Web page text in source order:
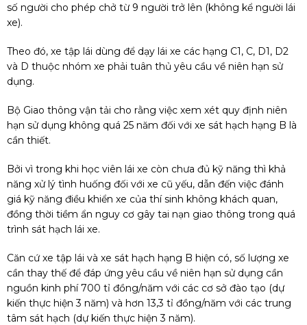
số người cho phép chở từ 9 người trở lên (không kể người lái
xe).
Theo đó, xe tập lái dùng để dạy lái xe các hạng C1, C, D1, D2
và D thuộc nhóm xe phải tuân thủ yêu cầu về niên hạn sử
dụng.
Bộ Giao thông vận tải cho rằng việc xem xét quy định niên
hạn sử dụng không quá 25 năm đối với xe sát hạch hạng B là
cần thiết.
Bởi vì trong khi học viên lái xe còn chưa đủ kỹ năng thì khả
năng xử lý tình huống đối với xe cũ yếu, dẫn đến việc đánh
giá kỹ năng điều khiển xe của thí sinh không khách quan,
đồng thời tiềm ẩn nguy cơ gây tai nạn giao thông trong quá
trình sát hạch lái xe.
Căn cứ xe tập lái và xe sát hạch hạng B hiện có, số lượng xe
cần thay thế để đáp ứng yêu cầu về niên hạn sử dụng cần
nguồn kinh phí 700 tỉ đồng/năm với các cơ sở đào tạo (dự
kiến thực hiện 3 năm) và hơn 13,3 tỉ đồng/năm với các trung
tâm sát hạch (dự kiến thực hiện 3 năm).